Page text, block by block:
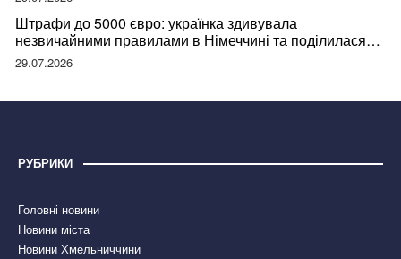
Штрафи до 5000 євро: українка здивувала
незвичайними правилами в Німеччині та поділилася
правдою
29.07.2026
РУБРИКИ
Головні новини
Новини міста
Новини Хмельниччини